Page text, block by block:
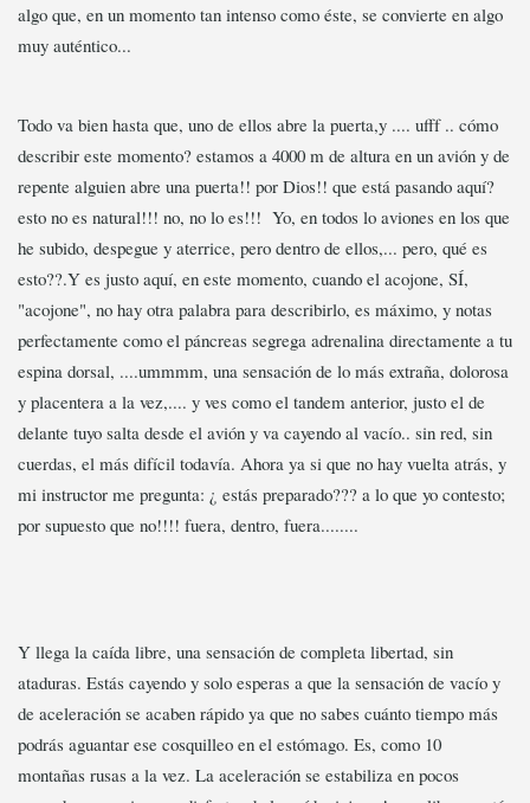
algo que, en un momento tan intenso como éste, se convierte en algo
muy auténtico...
Todo va bien hasta que, uno de ellos abre la puerta,y .... ufff .. cómo
describir este momento? estamos a 4000 m de altura en un avión y de
repente alguien abre una puerta!! por Dios!! que está pasando aquí?
esto no es natural!!! no, no lo es!!! Yo, en todos lo aviones en los que
he subido, despegue y aterrice, pero dentro de ellos,... pero, qué es
esto??.Y es justo aquí, en este momento, cuando el acojone, SÍ,
"acojone", no hay otra palabra para describirlo, es máximo, y notas
perfectamente como el páncreas segrega adrenalina directamente a tu
espina dorsal, ....ummmm, una sensación de lo más extraña, dolorosa
y placentera a la vez,.... y ves como el tandem anterior, justo el de
delante tuyo salta desde el avión y va cayendo al vacío.. sin red, sin
cuerdas, el más difícil todavía. Ahora ya si que no hay vuelta atrás, y
mi instructor me pregunta: ¿ estás preparado??? a lo que yo contesto;
por supuesto que no!!!! fuera, dentro, fuera........
Y llega la caída libre, una sensación de completa libertad, sin
ataduras. Estás cayendo y solo esperas a que la sensación de vacío y
de aceleración se acaben rápido ya que no sabes cuánto tiempo más
podrás aguantar ese cosquilleo en el estómago. Es, como 10
montañas rusas a la vez. La aceleración se estabiliza en pocos